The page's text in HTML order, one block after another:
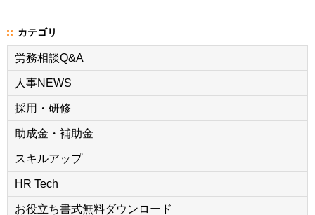
カテゴリ
労務相談Q&A
人事NEWS
採用・研修
助成金・補助金
スキルアップ
HR Tech
お役立ち書式無料ダウンロード